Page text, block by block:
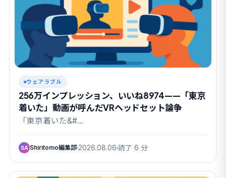
ウェアラブル
256万インプレッション、いいね8974——「東京
着いた」動画が呼んだVRヘッドセット論争
「東京着いた&#…
SA Shiritomo編集部 2026.08.06 読了 6 分